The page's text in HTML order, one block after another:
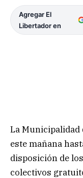
Agregar El
Libertador en
La Municipalidad
este mañana
disposición de
colectivos